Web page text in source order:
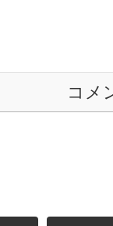
コメ